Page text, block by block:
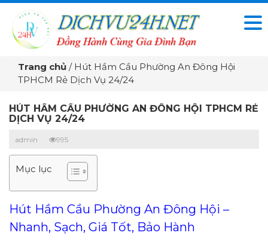
Trang chủ / Hút Hầm Cầu Phường An Đông Hội
TPHCM Rẻ Dịch Vụ 24/24
HÚT HẦM CẦU PHƯỜNG AN ĐÔNG HỘI TPHCM RẺ
DỊCH VỤ 24/24
admin 995
Mục lục
Hút Hầm Cầu Phường An Đông Hội –
Nhanh, Sạch, Giá Tốt, Bảo Hành